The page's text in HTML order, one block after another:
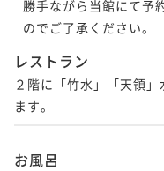
勝手ながら当館にて予
のでご了承ください。
レストラン
２階に「竹水」「天領
ます。
お風呂